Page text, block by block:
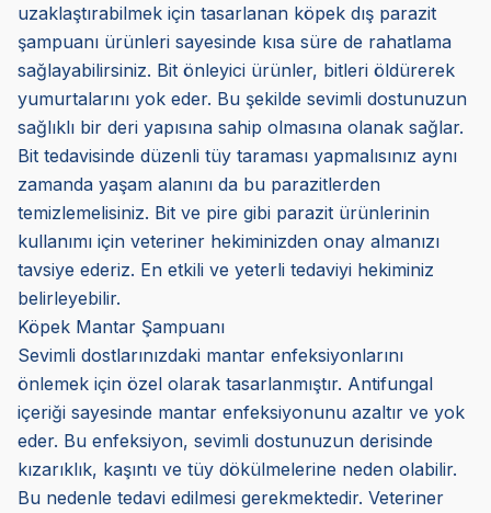
uzaklaştırabilmek için tasarlanan köpek dış parazit
şampuanı ürünleri sayesinde kısa süre de rahatlama
sağlayabilirsiniz. Bit önleyici ürünler, bitleri öldürerek
yumurtalarını yok eder. Bu şekilde sevimli dostunuzun
sağlıklı bir deri yapısına sahip olmasına olanak sağlar.
Bit tedavisinde düzenli tüy taraması yapmalısınız aynı
zamanda yaşam alanını da bu parazitlerden
temizlemelisiniz. Bit ve pire gibi parazit ürünlerinin
kullanımı için veteriner hekiminizden onay almanızı
tavsiye ederiz. En etkili ve yeterli tedaviyi hekiminiz
belirleyebilir.
Köpek Mantar Şampuanı
Sevimli dostlarınızdaki mantar enfeksiyonlarını
önlemek için özel olarak tasarlanmıştır. Antifungal
içeriği sayesinde mantar enfeksiyonunu azaltır ve yok
eder. Bu enfeksiyon, sevimli dostunuzun derisinde
kızarıklık, kaşıntı ve tüy dökülmelerine neden olabilir.
Bu nedenle tedavi edilmesi gerekmektedir. Veteriner